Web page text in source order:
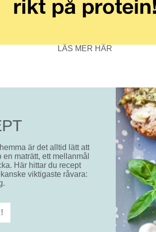
LÄS MER HÄR
är det alltid lätt att
maträtt, ett mellanmål
Här hittar du recept
viktigaste råvara: